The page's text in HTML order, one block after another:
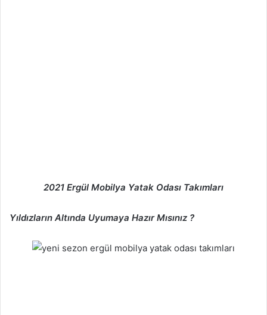
2021 Ergül Mobilya Yatak Odası Takımları
Yıldızların Altında Uyumaya Hazır Mısınız ?